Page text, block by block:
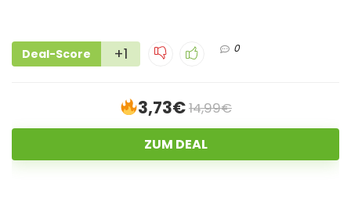
Deal-Score +1 0
3,73€14,99€
ZUM DEAL